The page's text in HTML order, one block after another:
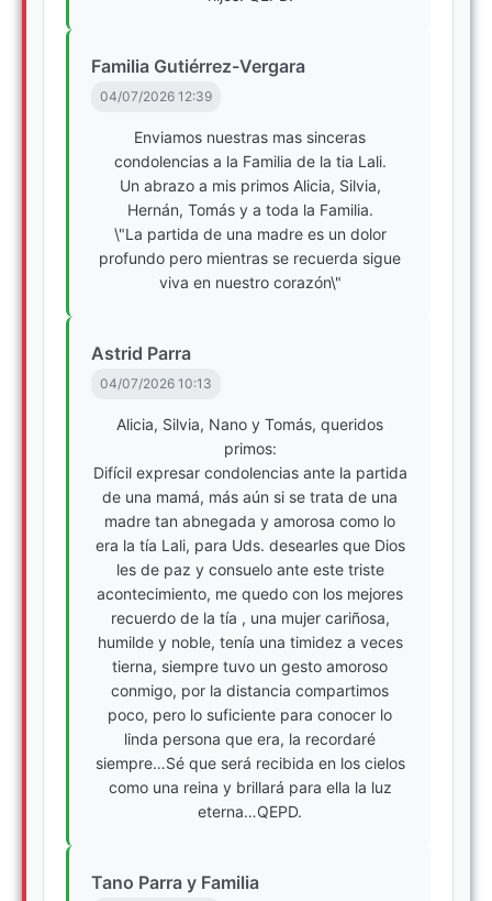
Familia Gutiérrez-Vergara
04/07/2026 12:39
Enviamos nuestras mas sinceras
condolencias a la Familia de la tia Lali.
Un abrazo a mis primos Alicia, Silvia,
Hernán, Tomás y a toda la Familia.
\"La partida de una madre es un dolor
profundo pero mientras se recuerda sigue
viva en nuestro corazón\"
Astrid Parra
04/07/2026 10:13
Alicia, Silvia, Nano y Tomás, queridos
primos:
Difícil expresar condolencias ante la partida
de una mamá, más aún si se trata de una
madre tan abnegada y amorosa como lo
era la tía Lali, para Uds. desearles que Dios
les de paz y consuelo ante este triste
acontecimiento, me quedo con los mejores
recuerdo de la tía , una mujer cariñosa,
humilde y noble, tenía una timidez a veces
tierna, siempre tuvo un gesto amoroso
conmigo, por la distancia compartimos
poco, pero lo suficiente para conocer lo
linda persona que era, la recordaré
siempre…Sé que será recibida en los cielos
como una reina y brillará para ella la luz
eterna…QEPD.
Tano Parra y Familia